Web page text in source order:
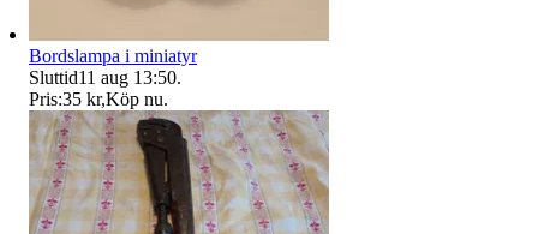
Bordslampa i miniatyr
Sluttid11 aug 13:50.
Pris:35 kr,Köp nu.